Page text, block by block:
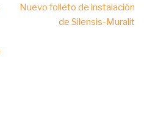
Nuevo folleto de instalación
de Silensis-Muralit